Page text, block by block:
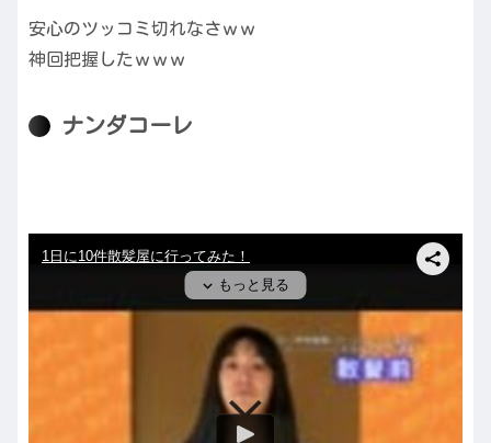
安心のツッコミ切れなさｗｗ
神回把握したｗｗｗ
ナンダコーレ